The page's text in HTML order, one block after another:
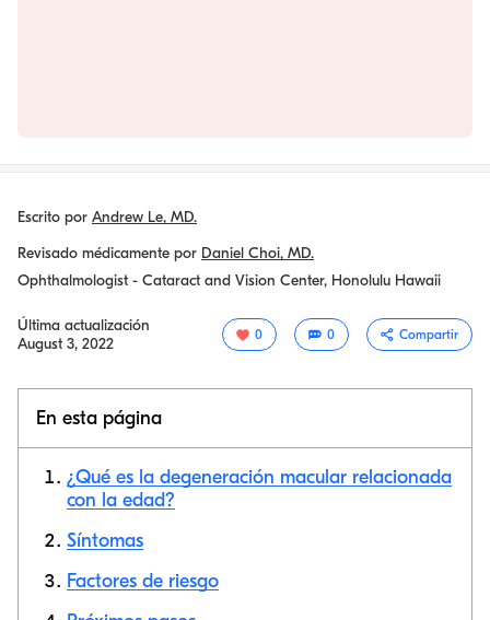
Escrito por Andrew Le, MD.
Revisado médicamente por Daniel Choi, MD.
Ophthalmologist - Cataract and Vision Center, Honolulu Hawaii
Última actualización
August 3, 2022
0 0 Compartir
En esta página
¿Qué es la degeneración macular relacionada
con la edad?
Síntomas
Factores de riesgo